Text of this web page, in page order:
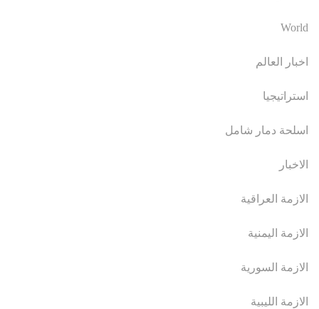
World
اخبار العالم
استراتيجيا
اسلحة دمار شامل
الاخبار
الازمة العراقية
الازمة اليمنية
الازمة السورية
الازمة الليبية